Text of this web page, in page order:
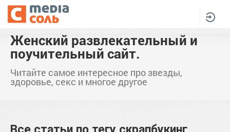
Женский развлекательный и
поучительный сайт.
Читайте самое интересное про звезды,
здоровье, секс и многое другое